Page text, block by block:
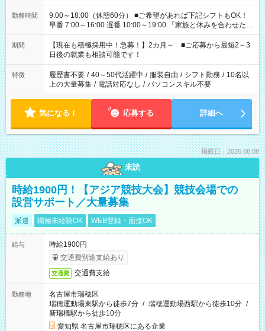
勤務時間
9:00～18:00（休憩60分） ■ご希望があれば下記シフトもOK！
早番 7:00～16:00 遅番 10:00～19:00 「家族と休みを合わせた
い」 「余裕を持って夕飯の準備がしたい」 「できれば残業はし
たくない」 など、ご希望を教えてくださいね。 ※Wワーク希望
の方へ 今ご覧のお仕事で希望する勤務時間と、もう1つのお仕事
の勤務時間。 合計で週40時間を超える場合は応募できません。
期間
【現在も積極採用中！急募！】2カ月～ ■ご応募から最短2～3
日後の就業も相談可能です！
特徴 履歴書不要 / 40～50代活躍中 / 服装自由 / シフト勤務 / 10名以
上の大量募集 / 電話対応なし / パソコンスキル不要
気になる！ 応募する 詳細へ
掲載日：2026.08.08
未読
時給1900円！【アジア競技大会】競技会場での
設営サポート／大量募集
派遣 職種未経験OK WEB登録・面接OK
給与
時給1900円
交通費別途支給あり
交通費 交通費支給
勤務地
名古屋市瑞穂区
瑞穂運動場東駅から徒歩7分 / 瑞穂運動場西駅から徒歩10分 /
新瑞橋駅から徒歩10分
愛知県 名古屋市瑞穂区にある企業